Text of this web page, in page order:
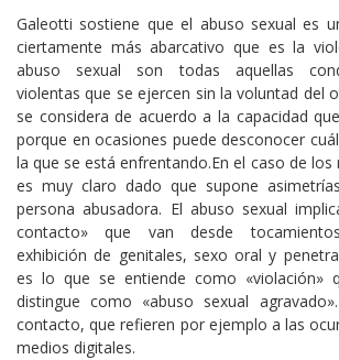
Galeotti sostiene que el abuso sexual es
ciertamente más abarcativo que es la
abuso sexual son todas aquellas
violentas que se ejercen sin la voluntad del
se considera de acuerdo a la capacidad
porque en ocasiones puede desconocer
la que se está enfrentando.En el caso de los
es muy claro dado que supone
persona abusadora. El abuso sexual
contacto» que van desde
exhibición de genitales, sexo oral y
es lo que se entiende como «violación»
distingue como «abuso sexual
contacto, que refieren por ejemplo a las
medios digitales.